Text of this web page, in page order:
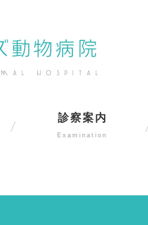
診察案内
Examination